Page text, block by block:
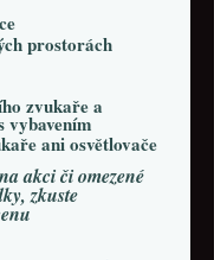
prostorách
zvukaře a
vybavením
ani osvětlovače
akci či omezené
zkuste